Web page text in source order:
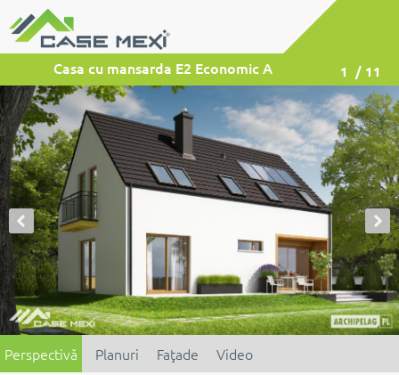
Casa cu mansarda E2 Economic A 1 / 11
Perspectivă Planuri Faţade Video